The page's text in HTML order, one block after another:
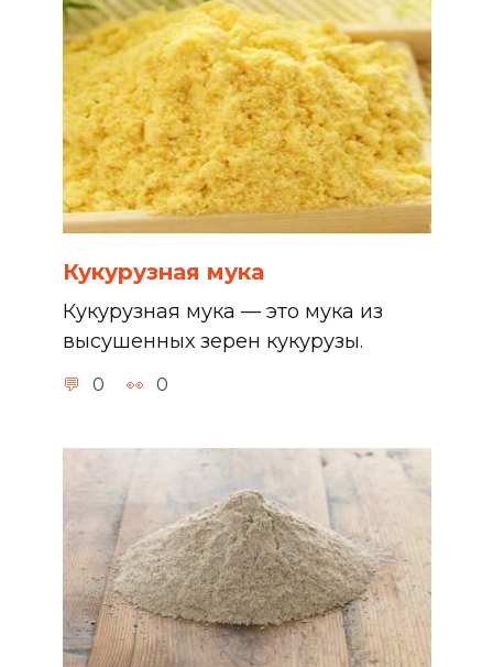
Кукурузная мука
Кукурузная мука — это мука из
высушенных зерен кукурузы.
0 0